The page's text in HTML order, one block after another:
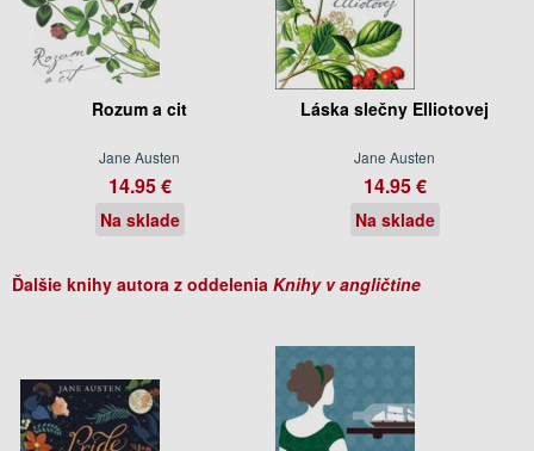
Rozum a cit
Jane Austen
14.95 €
Na sklade
Láska slečny Elliotovej
Jane Austen
14.95 €
Na sklade
Ďalšie knihy autora z oddelenia Knihy v angličtine